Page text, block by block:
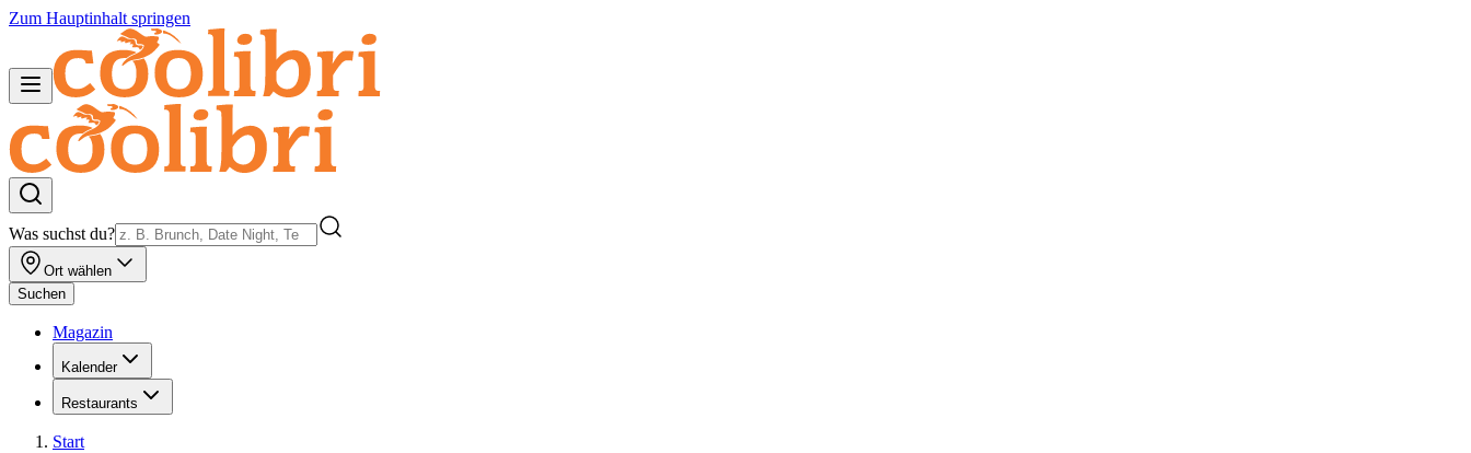
Zum Hauptinhalt springen
Was suchst du?
Ort wählen
Suchen
Magazin
Kalender
Restaurants
Start